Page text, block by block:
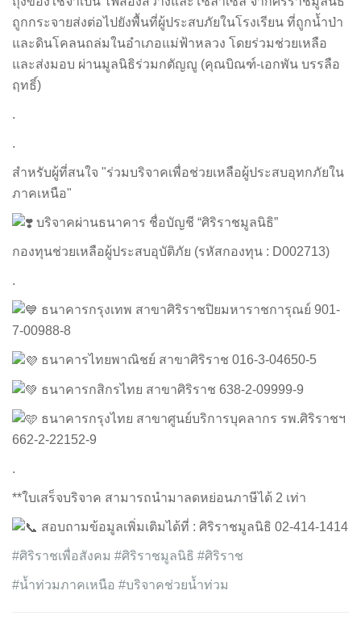
ถูกกระจายส่งต่อไปยังพื้นที่ผู้ประสบภัยในโรงเรียน ที่ถูกน้ำป่า
และดินโคลนถล่มในอำเภอแม่ฟ้าหลวง โดยร่วมช่วยเหลือ
และส่งมอบ ผ่านมูลนิธิร่วมกตัญญู (คุณบิณฑ์-เอกพัน บรรลือ
ฤทธิ์)
.
.
สำหรับผู้ที่สนใจ "ร่วมบริจาคเพื่อช่วยเหลือผู้ประสบอุทกภัยใน
ภาคเหนือ"
บริจาคผ่านธนาคาร ชื่อบัญชี “ศิริราชมูลนิธิ”
กองทุนช่วยเหลือผู้ประสบอุบัติภัย (รหัสกองทุน : D002713)
.
ธนาคารกรุงเทพ สาขาศิริราชปิยมหาราชการุณย์ 901-
7-00988-8
ธนาคารไทยพาณิชย์ สาขาศิริราช 016-3-04650-5
ธนาคารกสิกรไทย สาขาศิริราช 638-2-09999-9
ธนาคารกรุงไทย สาขาศูนย์บริการบุคลากร รพ.ศิริราชฯ
662-2-22152-9
.
**ใบเสร็จบริจาค สามารถนำมาลดหย่อนภาษีได้ 2 เท่า
สอบถามข้อมูลเพิ่มเติมได้ที่ : ศิริราชมูลนิธิ 02-414-1414
#ศิริราชเพื่อสังคม #ศิริราชมูลนิธิ #ศิริราช
#น้ำท่วมภาคเหนือ #บริจาคช่วยน้ำท่วม